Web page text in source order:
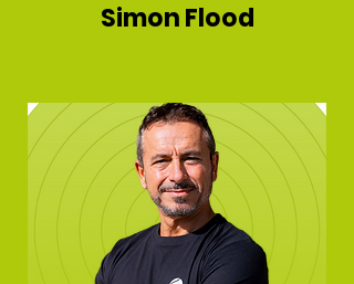
Simon Flood